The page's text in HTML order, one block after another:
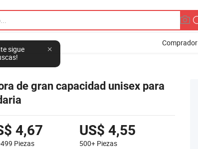
sigue
Comprador
de gran capacidad unisex para
4,67
Piezas
US$ 4,55
500+ Piezas